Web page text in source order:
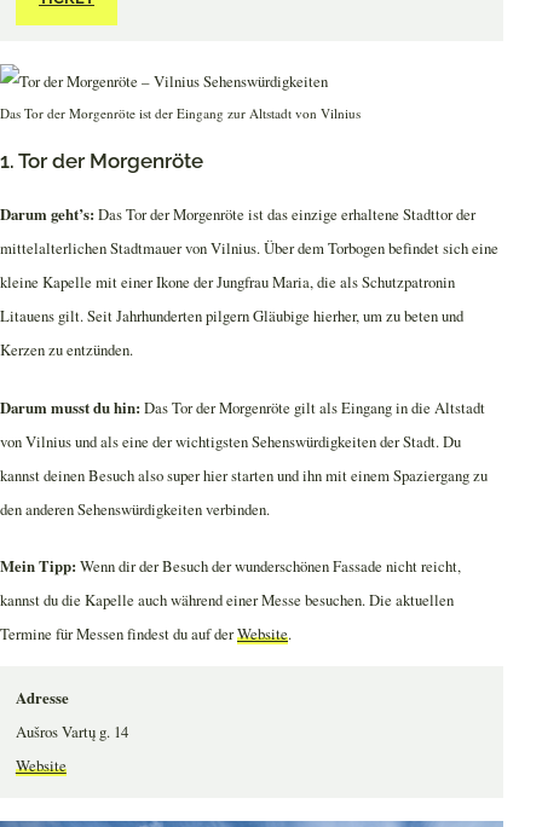
Das Tor der Morgenröte ist der Eingang zur Altstadt von Vilnius
1. Tor der Morgenröte
Darum geht’s: Das Tor der Morgenröte ist das einzige erhaltene Stadttor der
mittelalterlichen Stadtmauer von Vilnius. Über dem Torbogen befindet sich eine
kleine Kapelle mit einer Ikone der Jungfrau Maria, die als Schutzpatronin
Litauens gilt. Seit Jahrhunderten pilgern Gläubige hierher, um zu beten und
Kerzen zu entzünden.
Darum musst du hin: Das Tor der Morgenröte gilt als Eingang in die Altstadt
von Vilnius und als eine der wichtigsten Sehenswürdigkeiten der Stadt. Du
kannst deinen Besuch also super hier starten und ihn mit einem Spaziergang zu
den anderen Sehenswürdigkeiten verbinden.
Mein Tipp: Wenn dir der Besuch der wunderschönen Fassade nicht reicht,
kannst du die Kapelle auch während einer Messe besuchen. Die aktuellen
Termine für Messen findest du auf derWebsite.
Adresse
Aušros Vartų g. 14
Website